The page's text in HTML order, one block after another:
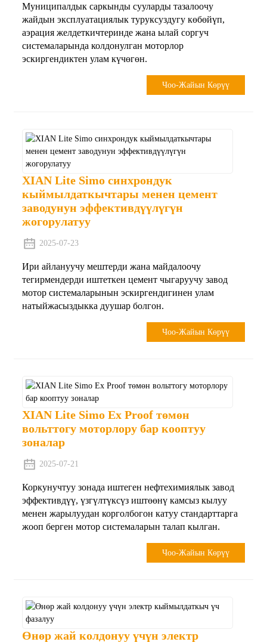
Муниципалдык саркынды сууларды тазалоочу
жайдын эксплуатациялык туруксуздугу көбөйүп,
аэрация желдеткичтеринде жана ылай соргуч
системаларында колдонулган моторлор
эскиргендиктен улам күчөгөн.
Чоо-Жайын Көрүү
XIAN Lite Simo синхрондук
кыймылдаткычтары менен цемент
заводунун эффективдүүлүгүн
жогорулатуу
2025-07-23
Ири айлануучу мештерди жана майдалоочу
тегирмендерди иштеткен цемент чыгаруучу завод
мотор системаларынын эскиргендигинен улам
натыйжасыздыкка дуушар болгон.
Чоо-Жайын Көрүү
XIAN Lite Simo Ex Proof төмөн
вольттогу моторлору бар кооптуу
зоналар
2025-07-21
Коркунучтуу зонада иштеген нефтехимиялык завод
эффективдүү, үзгүлтүксүз иштөөнү камсыз кылуу
менен жарылуудан корголбогон катуу стандарттарга
жооп берген мотор системаларын талап кылган.
Чоо-Жайын Көрүү
Өнөр жай колдонуу үчүн электр